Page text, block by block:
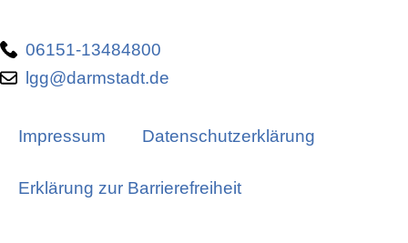
06151-13484800
lgg@darmstadt.de
Impressum Datenschutzerklärung
Erklärung zur Barrierefreiheit